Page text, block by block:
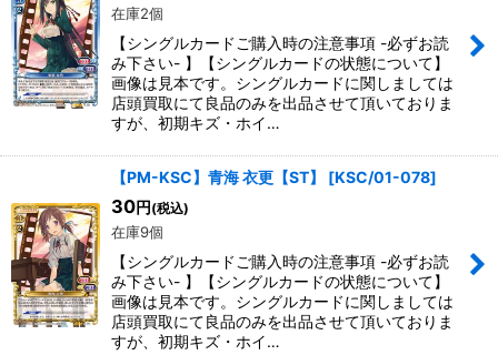
在庫2個
【シングルカードご購入時の注意事項 -必ずお読
み下さい- 】【シングルカードの状態について】
画像は見本です。シングルカードに関しましては
店頭買取にて良品のみを出品させて頂いておりま
すが、初期キズ・ホイ…
【PM-KSC】青海 衣更【ST】 [KSC/01-078]
30円 (税込)
在庫9個
【シングルカードご購入時の注意事項 -必ずお読
み下さい- 】【シングルカードの状態について】
画像は見本です。シングルカードに関しましては
店頭買取にて良品のみを出品させて頂いておりま
すが、初期キズ・ホイ…